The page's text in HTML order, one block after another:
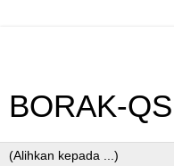
BORAK-QS